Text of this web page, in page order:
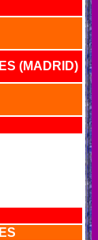
(MADRID)